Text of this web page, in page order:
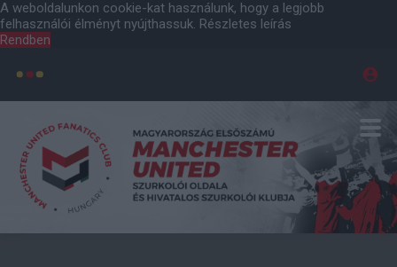
A weboldalunkon cookie-kat használunk, hogy a legjobb
felhasználói élményt nyújthassuk. Részletes leírás
Rendben